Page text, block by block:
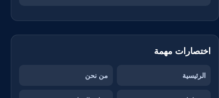
اختصارات مهمة
الرئيسية من نحن